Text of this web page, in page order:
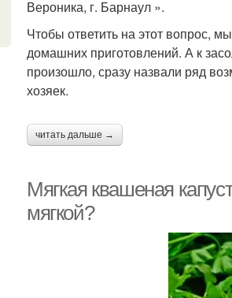
Вероника, г. Барнаул ».
Чтобы ответить на этот вопрос,
домашних приготовлений. А к
произошло, сразу назвали ряд
хозяек.
читать дальше →
Мягкая квашеная
мягкой?